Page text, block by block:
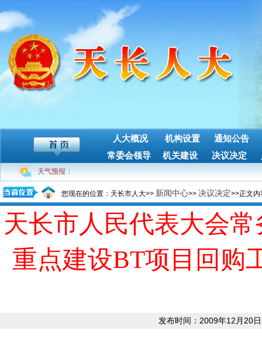
人大概况 机构设置
通知公告
常委会领导
机关建设 决议决定
天气预报：
您现在的位置：天长市人大>> 新闻中心>> 决议决定>>正文内
天长市人民代表大会
重点建设BT项目回购
发布时间：2009年12月20日